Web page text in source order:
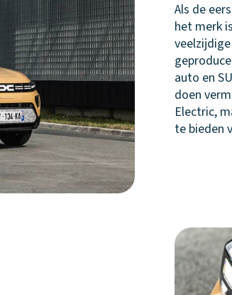
Als de
het merk
auto en
doen
Electric,
te bieden